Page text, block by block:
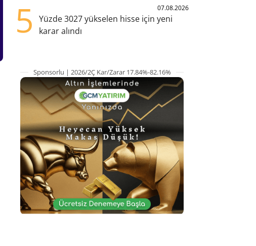
5 07.08.2026
Yüzde 3027 yükselen hisse için yeni
karar alındı
Sponsorlu | 2026/2Ç Kar/Zarar 17.84%-82.16%